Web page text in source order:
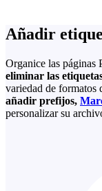
Añadir
Organice las páginas
eliminar las
variedad de formatos
añadir prefijos,
personalizar su